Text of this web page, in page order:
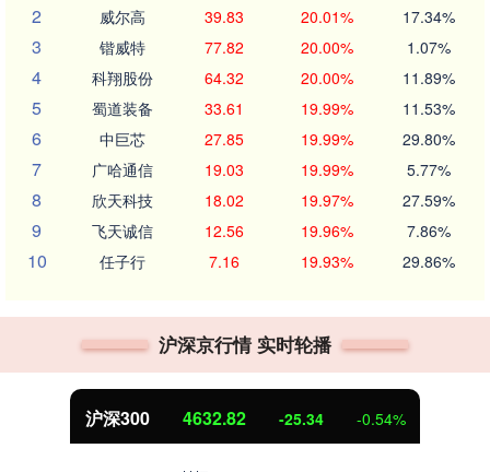
2 威尔高 39.83 20.01% 17.34%
3 锴威特 77.82 20.00% 1.07%
4 科翔股份 64.32 20.00% 11.89%
5 蜀道装备 33.61 19.99% 11.53%
6 中巨芯 27.85 19.99% 29.80%
7 广哈通信 19.03 19.99% 5.77%
8 欣天科技 18.02 19.97% 27.59%
9 飞天诚信 12.56 19.96% 7.86%
10 任子行 7.16 19.93% 29.86%
沪深京行情 实时轮播
北证50 1113.21